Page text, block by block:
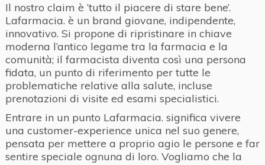
Il nostro claim è ‘tutto il piacere di stare bene’.
Lafarmacia. è un brand giovane, indipendente,
innovativo. Si propone di ripristinare in chiave
moderna l’antico legame tra la farmacia e la
comunità; il farmacista diventa così una persona
fidata, un punto di riferimento per tutte le
problematiche relative alla salute, incluse
prenotazioni di visite ed esami specialistici.
Entrare in un punto Lafarmacia. significa vivere
una customer-experience unica nel suo genere,
pensata per mettere a proprio agio le persone e far
sentire speciale ognuna di loro. Vogliamo che la